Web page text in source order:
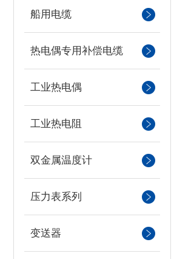
船用电缆
热电偶专用补偿电缆
工业热电偶
工业热电阻
双金属温度计
压力表系列
变送器